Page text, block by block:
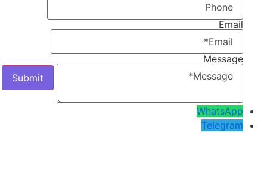
Email
Message
WhatsApp
Telegram